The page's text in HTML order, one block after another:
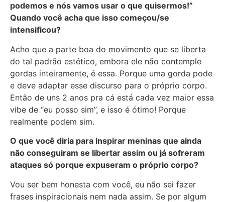
podemos e nós vamos usar o que quisermos!”
Quando você acha que isso começou/se
intensificou?
Acho que a parte boa do movimento que se liberta
do tal padrão estético, embora ele não contemple
gordas inteiramente, é essa. Porque uma gorda pode
e deve adaptar esse discurso para o próprio corpo.
Então de uns 2 anos pra cá está cada vez maior essa
vibe de “eu posso sim”, e isso é ótimo! Porque
realmente podem sim.
O que você diria para inspirar meninas que ainda
não conseguiram se libertar assim ou já sofreram
ataques só porque expuseram o próprio corpo?
Vou ser bem honesta com você, eu não sei fazer
frases inspiracionais nem nada assim. Se por algum